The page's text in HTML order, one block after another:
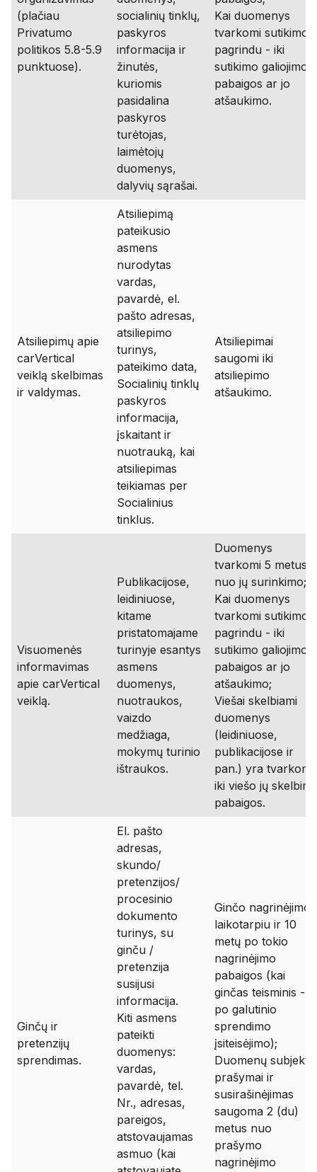
(plačiau
Privatumo
politikos 5.8-5.9
punktuose).
socialinių tinklų,
paskyros
informacija ir
žinutės,
kuriomis
pasidalina
paskyros
turėtojas,
laimėtojų
duomenys,
dalyvių sąrašai.
Kai duomenys
tvarkomi sutikimo
pagrindu - iki
sutikimo galiojimo
pabaigos ar jo
atšaukimo.
Atsiliepimų apie
carVertical
veiklą skelbimas
ir valdymas.
Atsiliepimą
pateikusio
asmens
nurodytas
vardas,
pavardė, el.
pašto adresas,
atsiliepimo
turinys,
pateikimo data,
Socialinių tinklų
paskyros
informacija,
įskaitant ir
nuotrauką, kai
atsiliepimas
teikiamas per
Socialinius
tinklus.
Atsiliepimai
saugomi iki
atsiliepimo
atšaukimo.
Visuomenės
informavimas
apie carVertical
veiklą.
Publikacijose,
leidiniuose,
kitame
pristatomajame
turinyje esantys
asmens
duomenys,
nuotraukos,
vaizdo
medžiaga,
mokymų turinio
ištraukos.
Duomenys
tvarkomi 5 metus
nuo jų surinkimo;
Kai duomenys
tvarkomi sutikimo
pagrindu - iki
sutikimo galiojimo
pabaigos ar jo
atšaukimo;
Viešai skelbiami
duomenys
(leidiniuose,
publikacijose ir
pan.) yra tvarkomi
iki viešo jų
pabaigos.
Ginčų ir
pretenzijų
sprendimas.
El. pašto
adresas,
skundo/
pretenzijos/
procesinio
dokumento
turinys, su
ginču /
pretenzija
susijusi
informacija.
Kiti asmens
pateikti
duomenys:
vardas,
pavardė, tel.
Nr., adresas,
pareigos,
atstovaujamas
asmuo (kai
Ginčo nagrinėjimo
laikotarpiu ir 10
metų po tokio
nagrinėjimo
pabaigos (kai
ginčas teisminis -
po galutinio
sprendimo
įsiteisėjimo);
Duomenų subjektų
prašymai ir
susirašinėjimas
saugoma 2 (du)
metus nuo
prašymo
nagrinėjimo